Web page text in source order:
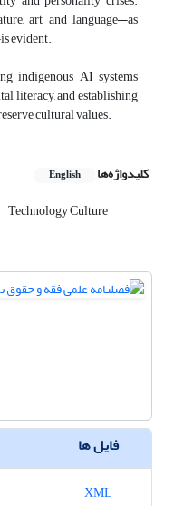
art, and language—as
evident.
indigenous AI systems
literacy, and establishing
cultural values.
کلیدواژه‌ها English
Technology Culture
فایل ها